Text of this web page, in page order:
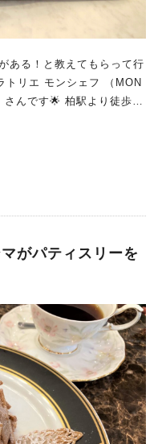
ある！と教えてもらって行
トリエ モンシェフ （MON
んです🌟 柏駅より徒歩8
お食事も頂けて、ランチに
！
がパティスリーを